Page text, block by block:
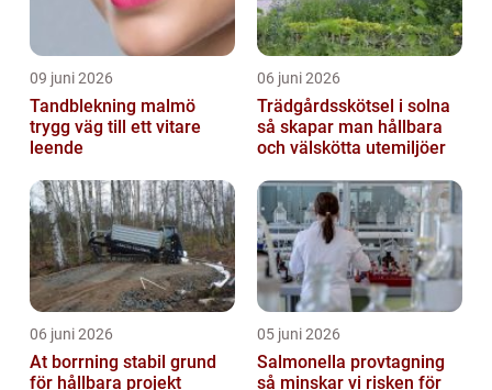
09 juni 2026
Tandblekning malmö
trygg väg till ett vitare
leende
06 juni 2026
Trädgårdsskötsel i solna
så skapar man hållbara
och välskötta utemiljöer
06 juni 2026
At borrning stabil grund
för hållbara projekt
05 juni 2026
Salmonella provtagning
så minskar vi risken för